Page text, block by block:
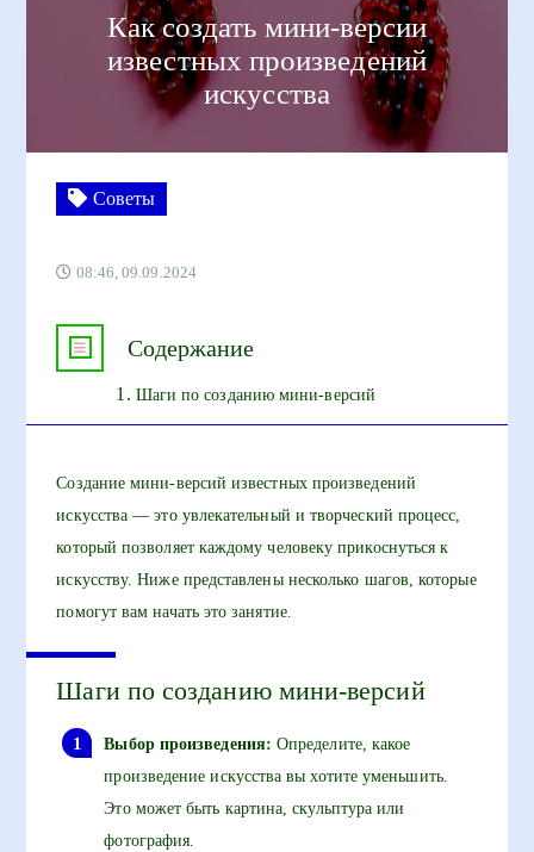
Как создать мини-версии
известных произведений
искусства
Советы
08:46, 09.09.2024
Содержание
Шаги по созданию мини-версий
Создание мини-версий известных произведений
искусства — это увлекательный и творческий процесс,
который позволяет каждому человеку прикоснуться к
искусству. Ниже представлены несколько шагов, которые
помогут вам начать это занятие.
Шаги по созданию мини-версий
Выбор произведения: Определите, какое
произведение искусства вы хотите уменьшить.
Это может быть картина, скульптура или
фотография.